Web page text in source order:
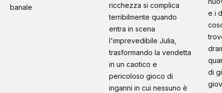
banale
ricchezza si complica
terribilmente quando
entra in scena
l'imprevedibile Julia,
trasformando la vendetta
in un caotico e
pericoloso gioco di
inganni in cui nessuno è
e i
di